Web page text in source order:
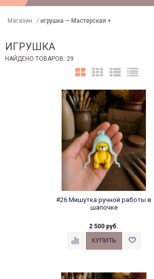
Магазин / игрушка — Мастерская +
ИГРУШКА
НАЙДЕНО ТОВАРОВ: 29
#26 Мишутка ручной работы в
шапочке
2 500 руб.